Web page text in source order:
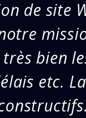
de site
bien
etc.